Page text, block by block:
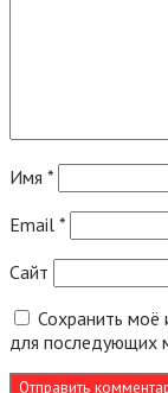
Имя *
Email *
Сайт
Сохранить моё
для последующих